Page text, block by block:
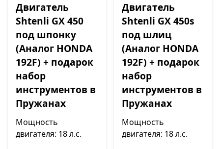
Двигатель
Shtenli GX 450
под шпонку
(Аналог HONDA
192F) + подарок
набор
инструментов в
Пружанах
Мощность
двигателя: 18 л.с.
Двигатель
Shtenli GX 450s
под шлиц
(Аналог HONDA
192F) + подарок
набор
инструментов в
Пружанах
Мощность
двигателя: 18 л.с.